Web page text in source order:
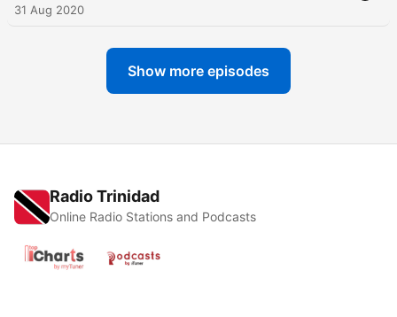
31 Aug 2020
Show more episodes
Radio Trinidad
Online Radio Stations and Podcasts